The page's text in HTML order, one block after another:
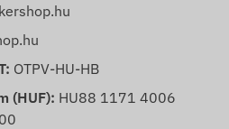
OTPV-HU-HB
(HUF): HU88 1171 4006